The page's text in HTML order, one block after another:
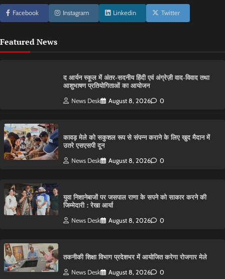
Facebook Instagram Linkedin Twitter
Featured News
द आर्यन स्कूल में अंतर-सदनीय हिंदी एवं अंग्रेज़ी वाद-विवाद तथा
आशुभाषण प्रतियोगिताओं का आयोजन
News Desk August 8, 2026 0
कावड़ मेले को सकुशल रूप से संपन्न कराने के लिए खुद मैदान में
उतरे एसएसपी दून
News Desk August 8, 2026 0
युवा निशानेबाजों पर जसपाल राणा के सपने को साकार करने की
जिम्मेदारी : रेखा आर्या
News Desk August 8, 2026 0
तकनीकी शिक्षा विभाग प्रदेशभर में आयोजित करेगा रोजगार मेले
News Desk August 8, 2026 0